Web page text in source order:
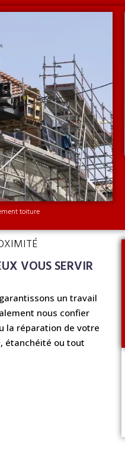
toiture
VOUS SERVIR
un travail
nous confier
la réparation de votre
étanchéité ou tout